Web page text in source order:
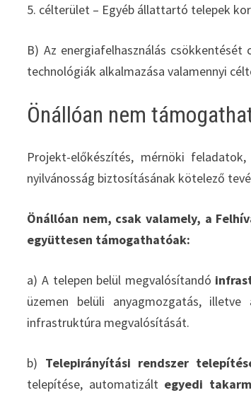
5. célterület – Egyéb állattartó telepek
B) Az energiafelhasználás
technológiák alkalmazása valamennyi
Önállóan nem
Projekt-előkészítés, mérnöki
nyilvánosság biztosításának kötelező
Önállóan nem, csak valamely, a
együttesen támogathatóak:
a) A telepen belül megvalósítandó
üzemen belüli anyagmozgatás,
infrastruktúra megvalósítását.
b) Telepirányítási rendszer
telepítése, automatizált egyedi